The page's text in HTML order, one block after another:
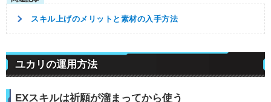
スキル上げのメリットと素材の入手方法
ユカリの運用方法
EXスキルは祈願が溜まってから使う